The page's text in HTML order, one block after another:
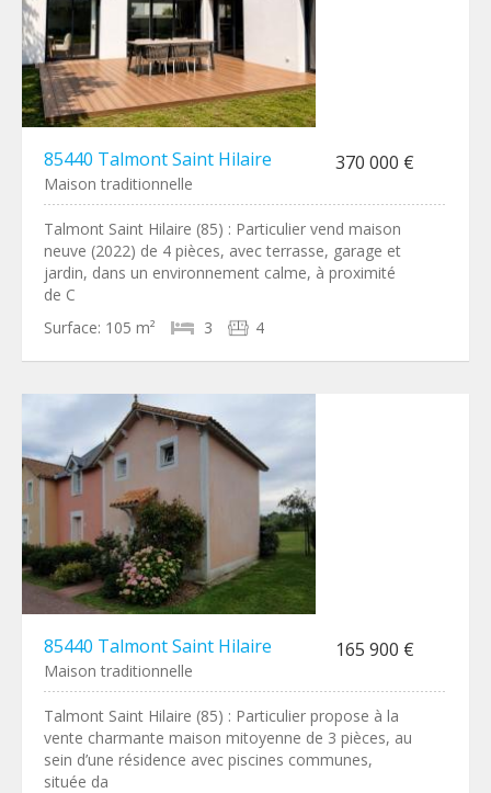
85440 Talmont Saint Hilaire 370 000 €
Maison traditionnelle
Talmont Saint Hilaire (85) : Particulier vend maison
neuve (2022) de 4 pièces, avec terrasse, garage et
jardin, dans un environnement calme, à proximité
de C
Surface: 105 m² 3 4
85440 Talmont Saint Hilaire 165 900 €
Maison traditionnelle
Talmont Saint Hilaire (85) : Particulier propose à la
vente charmante maison mitoyenne de 3 pièces, au
sein d’une résidence avec piscines communes,
située da